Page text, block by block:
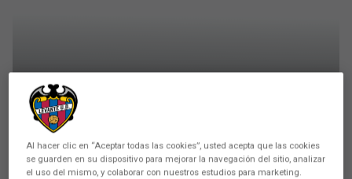
FEMENINO
El Levante UD y José Sánchez
Vera separan sus caminos
Al hacer clic en “Aceptar todas las cookies”, usted acepta que las cookies
se guarden en su dispositivo para mejorar la navegación del sitio, analizar
el uso del mismo, y colaborar con nuestros estudios para marketing.